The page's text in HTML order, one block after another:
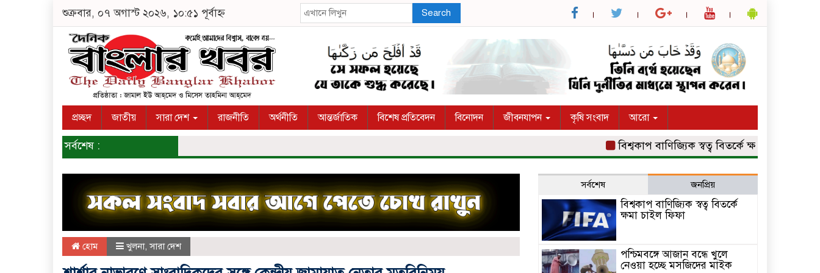
শুক্রবার, ০৭ অগাস্ট ২০২৬, ১০:৫১ পূর্বাহ্ন Search
প্রচ্ছদ জাতীয় সারা দেশ রাজনীতি অর্থনীতি আন্তর্জাতিক বিশেষ প্রতিবেদন বিনোদন জীবনযাপন কৃষি সংবাদ আরো
সর্বশেষ : বিশ্বকাপ বাণিজ্যিক স্বত্ব বিতর্কে ক্ষমা চাইল ফিফা
হোম খুলনা,সারা দেশ
সর্বশেষ জনপ্রিয়
বিশ্বকাপ বাণিজ্যিক স্বত্ব বিতর্কে
ক্ষমা চাইল ফিফা
পশ্চিমবঙ্গে আজান বন্ধে খুলে
নেওয়া হচ্ছে মসজিদের মাইক